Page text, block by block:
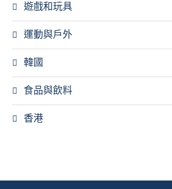
遊戲和玩具
運動與戶外
韓國
食品與飲料
香港